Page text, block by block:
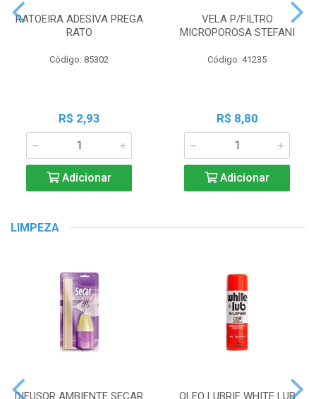
RATOEIRA ADESIVA PREGA
RATO
Código: 85302
R$ 2,93
Adicionar
VELA P/FILTRO
MICROPOROSA STEFANI
Código: 41235
R$ 8,80
Adicionar
LIMPEZA
DIFUSOR AMBIENTE SECAR OLEO LUBRIF WHITE LUB